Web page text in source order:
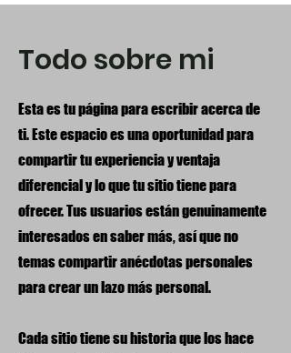
Todo sobre mi
Esta es tu página para escribir acerca de
ti. Este espacio es una oportunidad para
compartir tu experiencia y ventaja
diferencial y lo que tu sitio tiene para
ofrecer. Tus usuarios están genuinamente
interesados en saber más, así que no
temas compartir anécdotas personales
para crear un lazo más personal.
Cada sitio tiene su historia que los hace